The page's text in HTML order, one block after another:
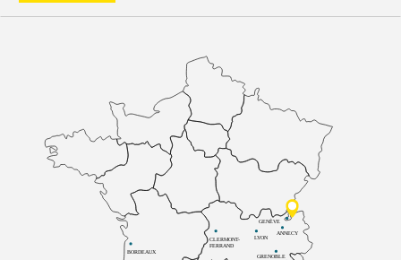
BORDEAUX
CLERMONT-
FERRAND
LYON
ANNECY
GRENOBLE
GENÈVE